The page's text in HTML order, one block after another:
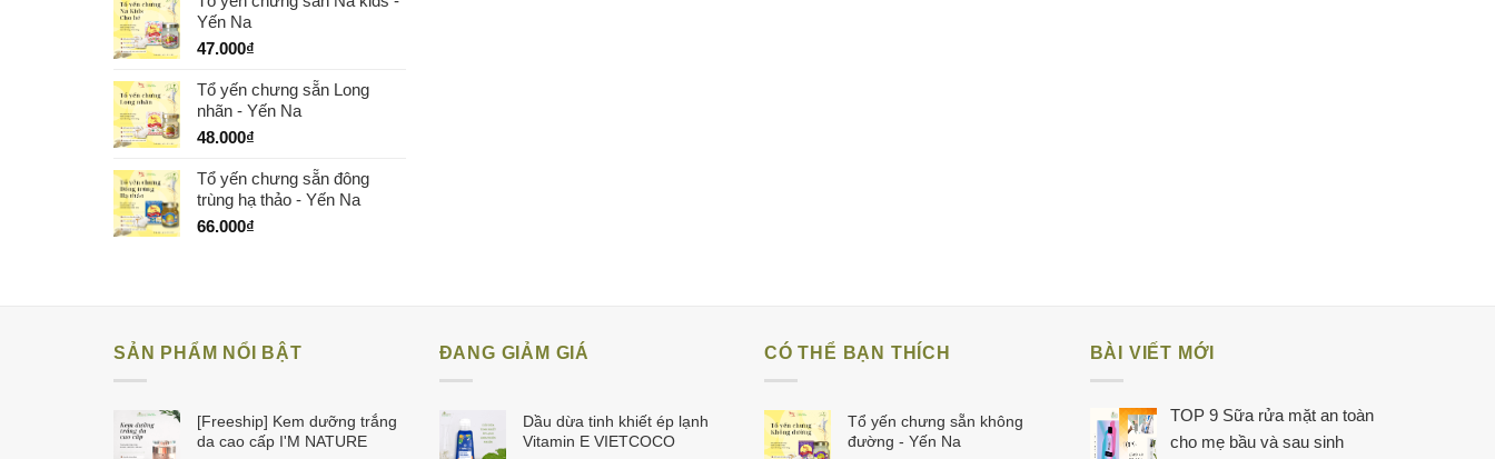
Yến Na
47.000₫
Tổ yến chưng sẵn Long
nhãn - Yến Na
48.000₫
Tổ yến chưng sẵn đông
trùng hạ thảo - Yến Na
66.000₫
SẢN PHẨM NỔI BẬT
[Freeship] Kem dưỡng trắng
da cao cấp I'M NATURE
ĐANG GIẢM GIÁ
Dầu dừa tinh khiết ép lạnh
Vitamin E VIETCOCO
CÓ THỂ BẠN THÍCH
Tổ yến chưng sẵn không
đường - Yến Na
BÀI VIẾT MỚI
TOP 9 Sữa rửa mặt an toàn
cho mẹ bầu và sau sinh